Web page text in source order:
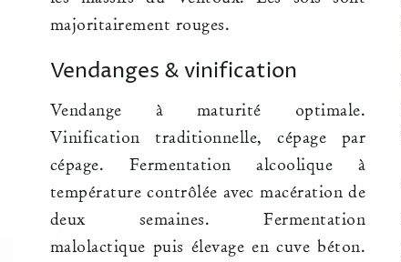
majoritairement rouges.
Vendanges & vinification
Vendange à maturité optimale.
Vinification traditionnelle, cépage par
cépage. Fermentation alcoolique à
température contrôlée avec macération de
deux semaines. Fermentation
malolactique puis élevage en cuve béton.